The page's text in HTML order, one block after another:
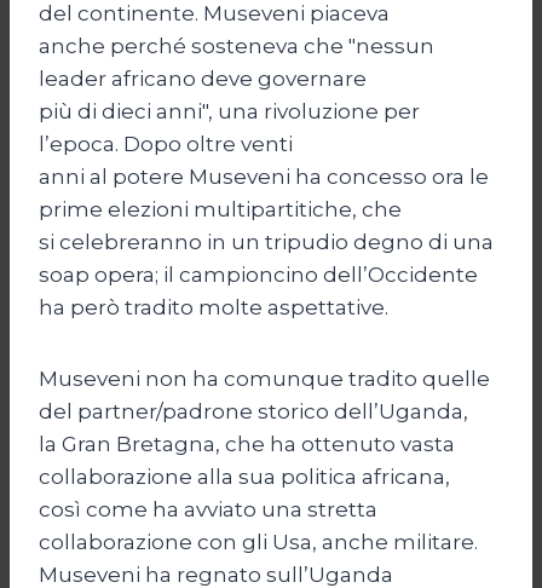
del continente. Museveni piaceva
anche perché sosteneva che "nessun
leader africano deve governare
più di dieci anni", una rivoluzione per
l’epoca. Dopo oltre venti
anni al potere Museveni ha concesso ora le
prime elezioni multipartitiche, che
si celebreranno in un tripudio degno di una
soap opera; il campioncino dell’Occidente
ha però tradito molte aspettative.
Museveni non ha comunque tradito quelle
del partner/padrone storico dell’Uganda,
la Gran Bretagna, che ha ottenuto vasta
collaborazione alla sua politica africana,
così come ha avviato una stretta
collaborazione con gli Usa, anche militare.
Museveni ha regnato sull’Uganda